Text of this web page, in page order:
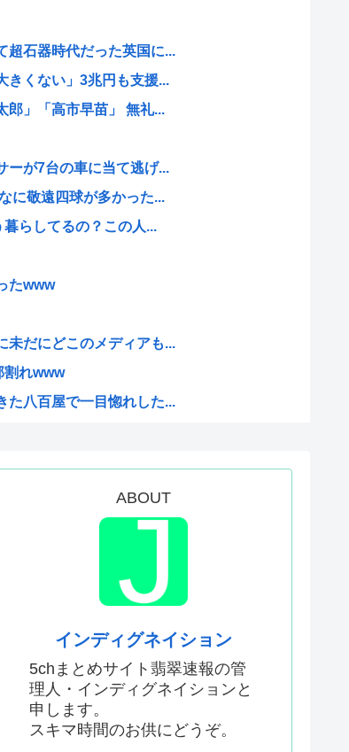
超石器時代だった英国に...
きくない」3兆円も支援...
郎」「高市早苗」 無礼...
ーが7台の車に当て逃げ...
に敬遠四球が多かった...
らしてるの？この人...
たwww
未だにどこのメディアも...
割れwww
た八百屋で一目惚れした...
都市と結んだ約束...
るのは企業が根...
も発展させると語る世界...
なかった——容疑...
八百屋で一目惚れした...
ABOUT
インディグネイション
5chまとめサイト翡翠速報の管
理人・インディグネイションと
申します。
スキマ時間のお供にどうぞ。